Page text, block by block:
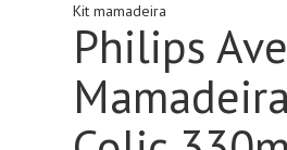
Kit mamadeira
Philips